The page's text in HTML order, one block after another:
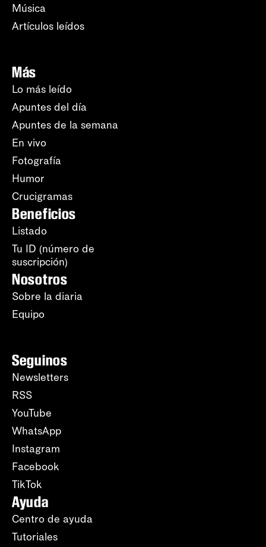
Música
Artículos leídos
Más
Lo más leído
Apuntes del día
Apuntes de la semana
En vivo
Fotografía
Humor
Crucigramas
Beneficios
Listado
Tu ID (número de
suscripción)
Nosotros
Sobre la diaria
Equipo
Seguinos
Newsletters
RSS
YouTube
WhatsApp
Instagram
Facebook
TikTok
Ayuda
Centro de ayuda
Tutoriales